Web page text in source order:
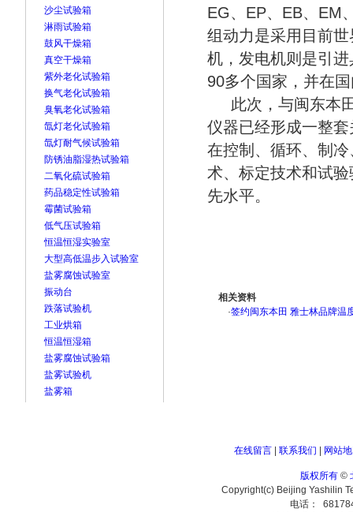
沙尘试验箱
淋雨试验箱
鼓风干燥箱
真空干燥箱
紫外老化试验箱
换气老化试验箱
臭氧老化试验箱
氙灯老化试验箱
氙灯耐气候试验箱
防锈油脂湿热试验箱
二氧化硫试验箱
药品稳定性试验箱
霉菌试验箱
低气压试验箱
恒温恒湿实验室
大型高低温步入试验室
盐雾腐蚀试验室
振动台
跌落试验机
工业烘箱
恒温恒湿箱
盐雾腐蚀试验箱
盐雾试验机
盐雾箱
EG、EP、EB、EM
组动力是采用目前
机，发电机则是引
90多个国家，并在
此次，与闽东本田
仪器已经形成一整
在控制、循环、制
术、标定技术和试
先水平。
相关资料
·签约闽东本田 雅士林品牌温
在线留言| 联系我们 网站
版权所有©
Copyright(c) Beijing Yashilin
电话：